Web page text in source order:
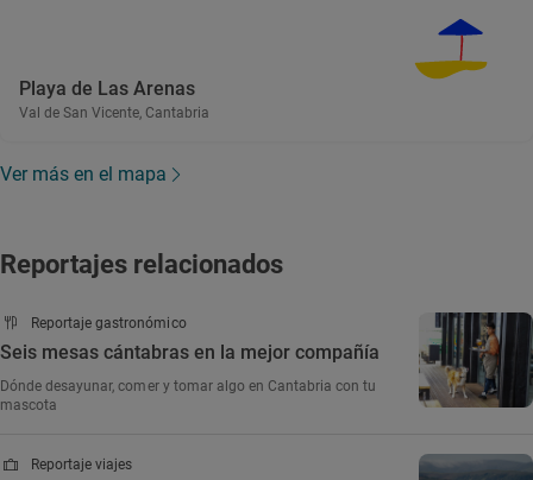
Playa de Las Arenas
Val de San Vicente, Cantabria
Ver más en el mapa
Reportajes relacionados
Reportaje gastronómico
Seis mesas cántabras en la mejor compañía
Dónde desayunar, comer y tomar algo en Cantabria con tu
mascota
Reportaje viajes